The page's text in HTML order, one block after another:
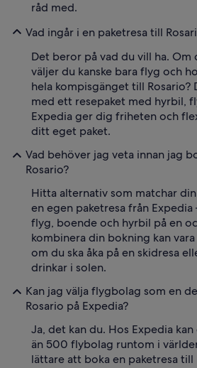
råd med.
Vad ingår i en paketresa till
Det beror på vad du vill ha. Om
väljer du kanske bara flyg och
hela kompisgänget till Rosario?
med ett resepaket med hyrbil,
Expedia ger dig friheten och
ditt eget paket.
Vad behöver jag veta innan jag
Rosario?
Hitta alternativ som matchar
en egen paketresa från Expedia
flyg, boende och hyrbil på en
kombinera din bokning kan
om du ska åka på en skidresa
drinkar i solen.
Kan jag välja flygbolag som en
Rosario på Expedia?
Ja, det kan du. Hos Expedia
än 500 flybolag runtom i
lättare att boka en paketresa till